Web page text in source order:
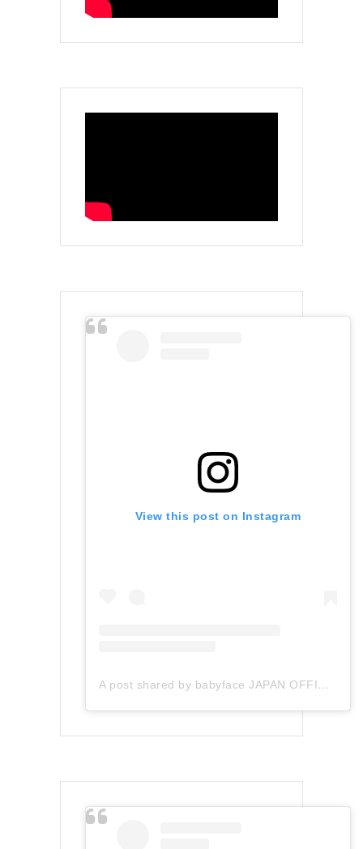
View this post on Instagram
A post shared by babyface JAPAN OFFICIAL (@babyface_japan)